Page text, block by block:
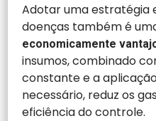
Adotar uma estratégia
doenças também é
economicamente
insumos, combinado
constante e a
necessário, reduz os
eficiência do controle.